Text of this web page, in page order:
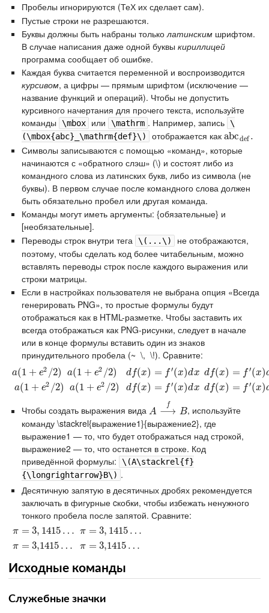
Пробелы игнорируются (ТеХ их сделает сам).
Пустые строки не разрешаются.
Буквы должны быть набраны тольколатинским шрифтом.
В случае написания даже одной буквыкириллицей
программа сообщает об ошибке.
Каждая буква считается переменной и воспроизводится
курсивом, а цифры — прямым шрифтом (исключение —
название функций и операций). Чтобы не допустить
курсивного начертания для прочего текста, используйте
команды
\mbox или \mathrm . Например, запись \
(\mbox{abc}_\mathrm{def}\)
отображается какabcdef .
abcdef.
Символы записываются с помощью «команд», которые
начинаются с «обратного слэш» (\) и состоят либо из
командного слова из латинских букв, либо из символа (не
буквы). В первом случае после командного слова должен
быть обязательно пробел или другая команда.
Команды могут иметь аргументы: {обязательные} и
[необязательные].
Переводы строк внутри тега
\(...\)
не отображаются,
поэтому, чтобы сделать код более читабельным, можно
вставлять переводы строк после каждого выражения или
строки матрицы.
Если в настройках пользователя не выбрана опция «Всегда
генерировать PNG», то простые формулы будут
отображаться как в HTML-разметке. Чтобы заставить их
всегда отображаться как PNG-рисунки, следует в начале
или в конце формулы вставить один из знаков
принудительного пробела (~ \, \!). Cравните:
a(1 + e2 /2)
a(1+ e2 /2) a(1 + e2 /2)
a(1+ e2 /2)
a(1 + e2 /2)
a(1+ e2 /2) a(1 + e2 /2)
a(1+ e2 /2)
df(x) = f′(x)dx
df(x)=f (x) dx df(x) = f′(x)
df(x)=f (x) dx
df(x) = f′(x)dx
df(x)=f (x) dx df(x) = f′(x)
df(x)=f (x) dx
Чтобы создать выражения вида A ⟶
f
B
A⟶fB
, используйте
команду \stackrel{выражение1}{выражение2}, где
выражение1 — то, что будет отображаться над строкой,
выражение2 — то, что останется в строке. Код
приведённой формулы:
\(A\stackrel{f}
{\longrightarrow}B\) .
Десятичную запятую в десятичных дробях рекомендуется
заключать в фигурные cкобки, чтобы избежать ненужного
тонкого пробела после запятой. Сравните:
π = 3, 1415 …
π=3, 1415… π = 3, 1415 …
π=3, 1415…
π = 3,1415 …
π=3,1415… π = 3,1415 …
π=3,1415…
Исходные команды
Служебные значки